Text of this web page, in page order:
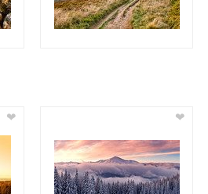
❤ ❤